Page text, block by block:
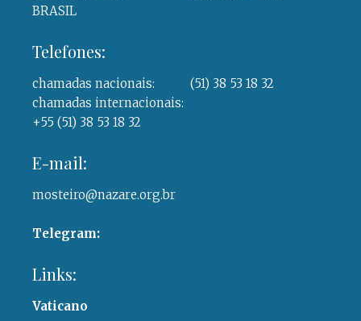
BRASIL
Telefones:
chamadas nacionais: (51) 38 53 18 32
chamadas internacionais:
+55 (51) 38 53 18 32
E-mail:
mosteiro@nazare.org.br
Telegram:
Links:
Vaticano